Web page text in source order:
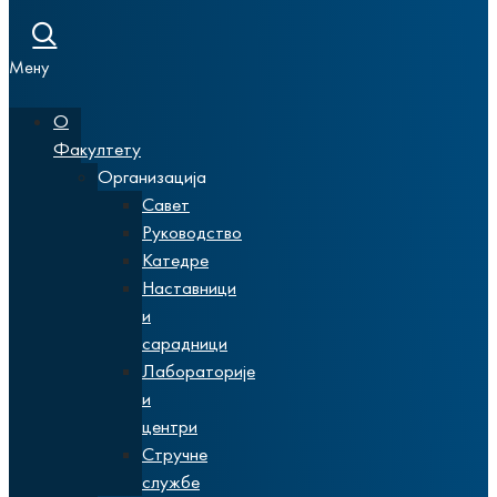
Мену
О
Факултету
Организација
Савет
Руководство
Катедре
Наставници
и
сарадници
Лабораторије
и
центри
Стручне
службе